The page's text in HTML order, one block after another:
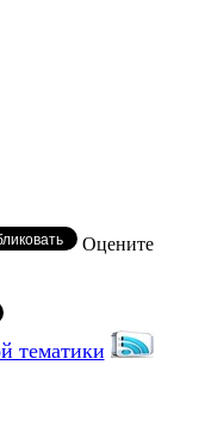
Оцените
тематики